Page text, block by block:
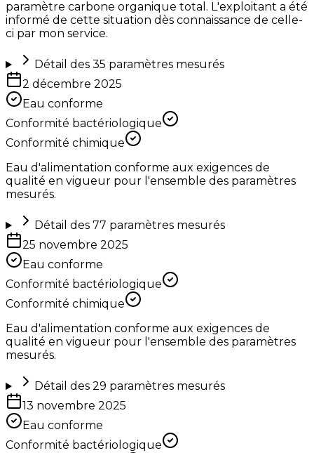
paramètre carbone organique total. L'exploitant a été
informé de cette situation dès connaissance de celle-
ci par mon service.
Détail des 35 paramètres mesurés
2 décembre 2025
Eau conforme
Conformité bactériologique
Conformité chimique
Eau d'alimentation conforme aux exigences de
qualité en vigueur pour l'ensemble des paramètres
mesurés.
Détail des 77 paramètres mesurés
25 novembre 2025
Eau conforme
Conformité bactériologique
Conformité chimique
Eau d'alimentation conforme aux exigences de
qualité en vigueur pour l'ensemble des paramètres
mesurés.
Détail des 29 paramètres mesurés
13 novembre 2025
Eau conforme
Conformité bactériologique